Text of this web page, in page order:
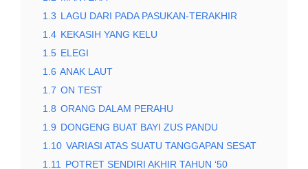
1.3 LAGU DARI PADA PASUKAN-TERAKHIR
1.4 KEKASIH YANG KELU
1.5 ELEGI
1.6 ANAK LAUT
1.7 ON TEST
1.8 ORANG DALAM PERAHU
1.9 DONGENG BUAT BAYI ZUS PANDU
1.10 VARIASI ATAS SUATU TANGGAPAN SESAT
1.11
POTRET SENDIRI AKHIR TAHUN ‘50